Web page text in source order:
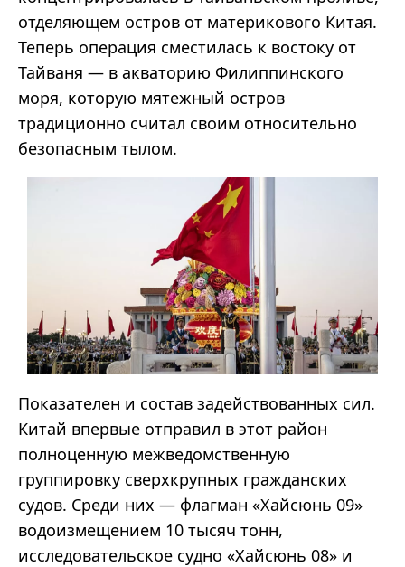
отделяющем остров от материкового Китая.
Теперь операция сместилась к востоку от
Тайваня — в акваторию Филиппинского
моря, которую мятежный остров
традиционно считал своим относительно
безопасным тылом.
Показателен и состав задействованных сил.
Китай впервые отправил в этот район
полноценную межведомственную
группировку сверхкрупных гражданских
судов. Среди них — флагман «Хайсюнь 09»
водоизмещением 10 тысяч тонн,
исследовательское судно «Хайсюнь 08» и